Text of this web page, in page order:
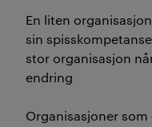
En liten
sin
stor organisasjon
endring
Organisasjoner